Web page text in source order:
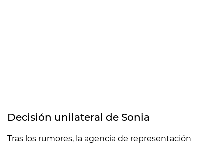
Decisión unilateral de Sonia
Tras los rumores, la agencia de representación